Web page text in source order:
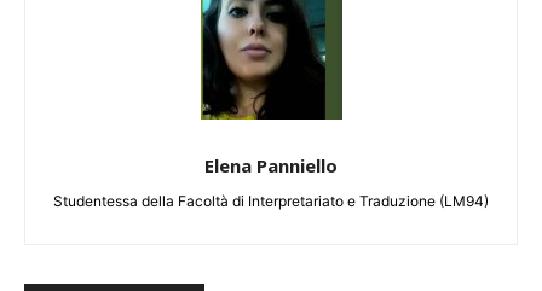
Elena Panniello
Studentessa della Facoltà di Interpretariato e Traduzione (LM94)